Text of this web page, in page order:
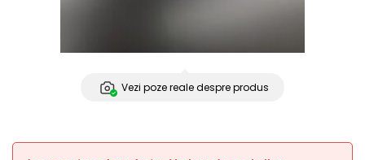
Vezi poze reale despre produs